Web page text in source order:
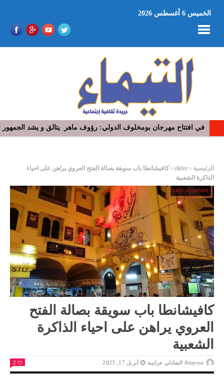
الخميس 6 أغسطس 2026
في افتتاح مهرجان بومخلوف الدولي: رؤوف ماهر يتالق و يشد الجمهور
“​عذِّبيني”.. جديد رامي عياش: نوستالجيّا السبعينيات تعيد رسم أبعاد
الرئيسية slider
كافيشانطا باب سويقة بصالة الفتح العروي يراهن على احياء
الذاكرة الشعبية
كافيشانطا باب سويقة بصالة الفتح
العروي يراهن على احياء الذاكرة
الشعبية
Attayma الشاذلي عرايبية أبريل 17, 2023 2